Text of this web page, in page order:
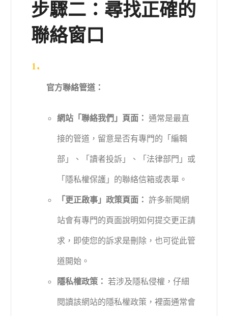
步驟二：尋找正確的
聯絡窗口
官方聯絡管道：
網站「聯絡我們」頁面： 通常是最直
接的管道，留意是否有專門的「編輯
部」、「讀者投訴」、「法律部門」或
「隱私權保護」的聯絡信箱或表單。
「更正啟事」政策頁面： 許多新聞網
站會有專門的頁面說明如何提交更正請
求，即使您的訴求是刪除，也可從此管
道開始。
隱私權政策： 若涉及隱私侵權，仔細
閱讀該網站的隱私權政策，裡面通常會